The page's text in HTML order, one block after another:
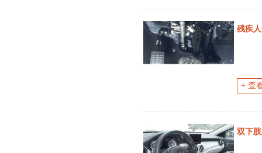
残疾
+ 查
双下